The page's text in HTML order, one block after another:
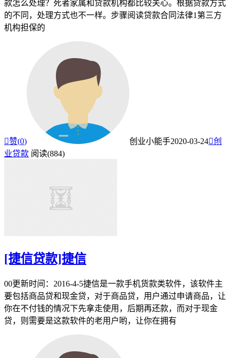
款怎么处理？死者家属和贷款机构都比较关心。根据贷款方式
的不同，处理方式也不一样。步骤阅读贷款合同法律1第三方
机构担保的
赞(0) 创业小能手2020-03-24创
业贷款 阅读(884)
[捷信贷款]捷信
00更新时间：2016-4-5捷信是一款手机货款类软件，该软件主
要包括商品贷和现金贷，对于商品贷，用户通过申请商品，让
你在不付钱的情况下先拿走使用，后期再还款，而对于现金
贷，则需要是这款软件的老用户哟，让你在拥有